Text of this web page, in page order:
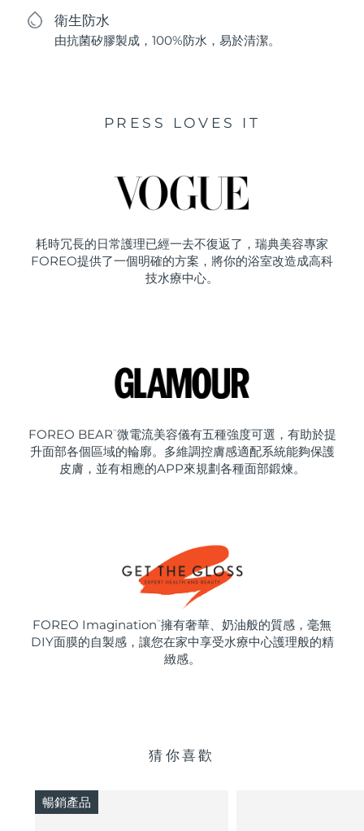
衛生防水
由抗菌矽膠製成，100%防水，易於清潔。
PRESS LOVES IT
耗時冗長的日常護理已經一去不復返了，瑞典美容專家
FOREO提供了一個明確的方案，將你的浴室改造成高科
技水療中心。
FOREO BEAR ™ 微電流美容儀有五種強度可選，有助於提
升面部各個區域的輪廓。多維調控膚感適配系統能夠保護
皮膚，並有相應的APP來規劃各種面部鍛煉。
FOREO Imagination ™ 擁有奢華、奶油般的質感，毫無
DIY面膜的自製感，讓您在家中享受水療中心護理般的精
緻感。
猜你喜歡
暢銷產品